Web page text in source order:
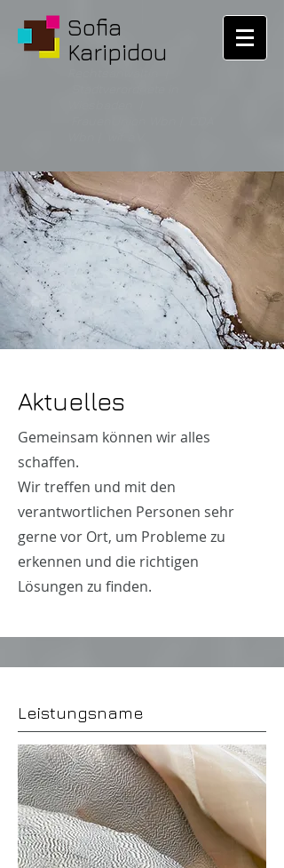
Sofia
Karipidou
Aktuelles
Gemeinsam können wir alles
schaffen.
Wir treffen und mit den
verantwortlichen Personen sehr
gerne vor Ort, um Probleme zu
erkennen und die richtigen
Lösungen zu finden.
Leistungsname